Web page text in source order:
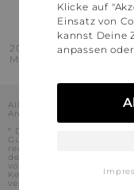
2016 - 2026 ©
Made for you with love
Alle Preise inkl. der
Angaben ohne Gewähr.
* Die angezeigten Preise
Gutschein-Codes auf den
realisiert werden können.
der Gutschein-Codes
vorkommen, dass die
Kenntnisstand bei dem
verwendet werden
Klicke auf
Einsatz von
kannst Deine
anpassen